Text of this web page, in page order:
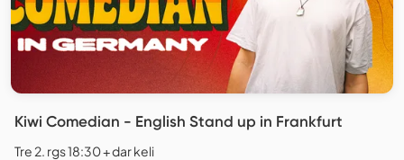
Kiwi Comedian - English Stand up in Frankfurt
Tre 2. rgs 18:30 + dar keli